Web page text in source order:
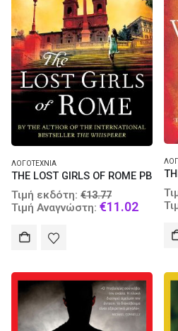
ΛΟΓΟΤΕΧΝΊΑ
THE LOST GIRLS OF ROME PB
Τιμή εκδότη: €13.77
price
Τιμή Αναγνώστη: €11.02